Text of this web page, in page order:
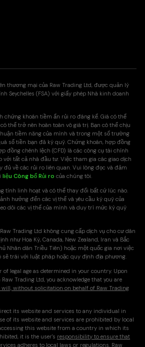
thương mại của Raw Trading Ltd, được quản lý
Seychelles (FSA) với giấy phép Nhà kinh doanh
chứng khoán tiềm ẩn rủi ro đáng kể. Giá có thể
thể trở nên hoàn toàn vô giá trị. Bạn có thể chịu
tiềm năng của mình và trong một số trường
số tiền bạn đã ký quỹ. Chứng khoán, hợp đồng
đồng chênh lệch (CFD) là các công cụ tài chính
tất cả nhà đầu tư. Việc tham gia các giao dịch
đủ về các rủi ro liên quan. Vui lòng đọc và đảm
liệu Công bố Rủi ro của chúng tôi.
tính linh hoạt và có thể thay đổi bất cứ lúc nào.
hưởng đến các vị thế và yêu cầu ký quỹ của
dõi các vị thế của mình và duy trì mức ký quỹ
Raw Trading Ltd không cung cấp dịch vụ cho cư dân
như Hoa Kỳ, Canada, New Zealand, Iran và Bắc
Nhân dân Triều Tiên) hoặc một quốc gia nơi việc
sẽ trái với luật pháp hoặc quy định địa phương.
of legal age as determined in your country. Upon
Trading Ltd, you acknowledge that you are
will, without solicitation on behalf of Raw Trading
its website and services to any individual in
of its website and services are prohibited by local
this website from a country in which its
it is the user's responsibility to ensure that
adheres to local laws or regulations. Raw